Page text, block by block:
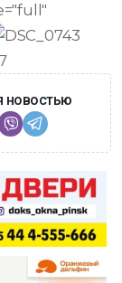
новостью